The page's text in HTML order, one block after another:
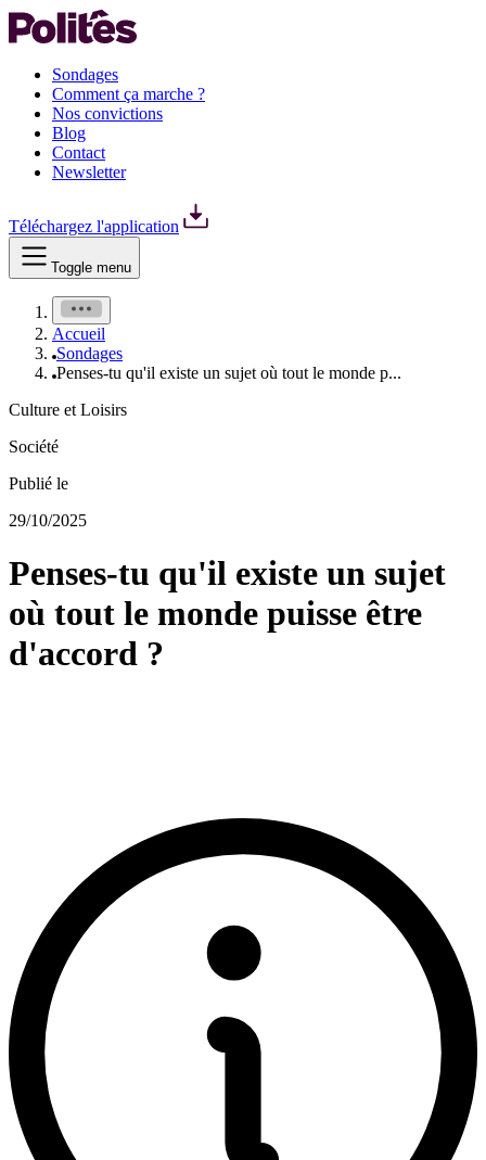
Sondages
Comment ça marche ?
Nos convictions
Blog
Contact
Newsletter
Téléchargez l'application
Toggle menu
Accueil
Sondages
Penses-tu qu'il existe un sujet où tout le monde p...
Culture et Loisirs
Société
Publié le
29/10/2025
Penses-tu qu'il existe un sujet
où tout le monde puisse être
d'accord ?